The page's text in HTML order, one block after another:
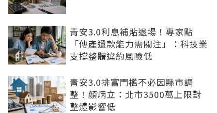
青安3.0利息補貼退場！專家點
「傳產還款能力需關注」：科技業
支撐整體違約風險低
青安3.0排富門檻不必因縣市調
整！顏炳立：北市3500萬上限對
整體影響低